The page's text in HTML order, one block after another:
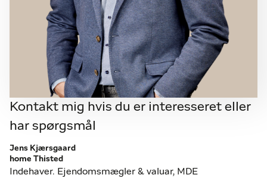
Kontakt mig hvis du er interesseret eller
har spørgsmål
Jens Kjærsgaard
home Thisted
Indehaver. Ejendomsmægler & valuar, MDE